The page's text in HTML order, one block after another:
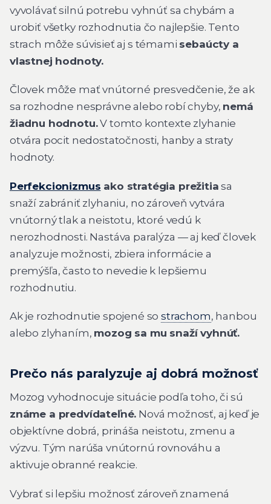
vyvolávať silnú potrebu vyhnúť sa chybám a
urobiť všetky rozhodnutia čo najlepšie. Tento
strach môže súvisieť aj s témami sebaúcty a
vlastnej hodnoty.
Človek môže mať vnútorné presvedčenie, že ak
sa rozhodne nesprávne alebo robí chyby, nemá
žiadnu hodnotu.V tomto kontexte zlyhanie
otvára pocit nedostatočnosti, hanby a straty
hodnoty.
Perfekcionizmus ako stratégia prežitia sa
snaží zabrániť zlyhaniu, no zároveň vytvára
vnútorný tlak a neistotu, ktoré vedú k
nerozhodnosti. Nastáva paralýza — aj keď človek
analyzuje možnosti, zbiera informácie a
premýšľa, často to nevedie k lepšiemu
rozhodnutiu.
Ak je rozhodnutie spojené sostrachom, hanbou
alebo zlyhaním, mozog sa mu snaží vyhnúť.
Prečo nás paralyzuje aj dobrá možnosť
Mozog vyhodnocuje situácie podľa toho, či sú
známe a predvídateľné. Nová možnosť, aj keď je
objektívne dobrá, prináša neistotu, zmenu a
výzvu. Tým narúša vnútornú rovnováhu a
aktivuje obranné reakcie.
Vybrať si lepšiu možnosť zároveň znamená